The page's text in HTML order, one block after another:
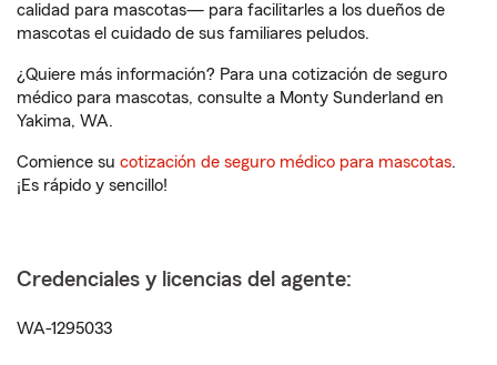
calidad para mascotas— para facilitarles a los dueños de
mascotas el cuidado de sus familiares peludos.
¿Quiere más información? Para una cotización de seguro
médico para mascotas, consulte a Monty Sunderland en
Yakima, WA.
Comience su cotización de seguro médico para mascotas.
¡Es rápido y sencillo!
Credenciales y licencias del agente:
WA-1295033